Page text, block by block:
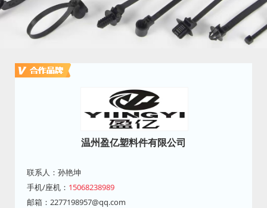
温州盈亿塑料件有限公司
联系人：孙艳坤
手机/座机： 15068238989
邮箱： 2277198957@qq.com